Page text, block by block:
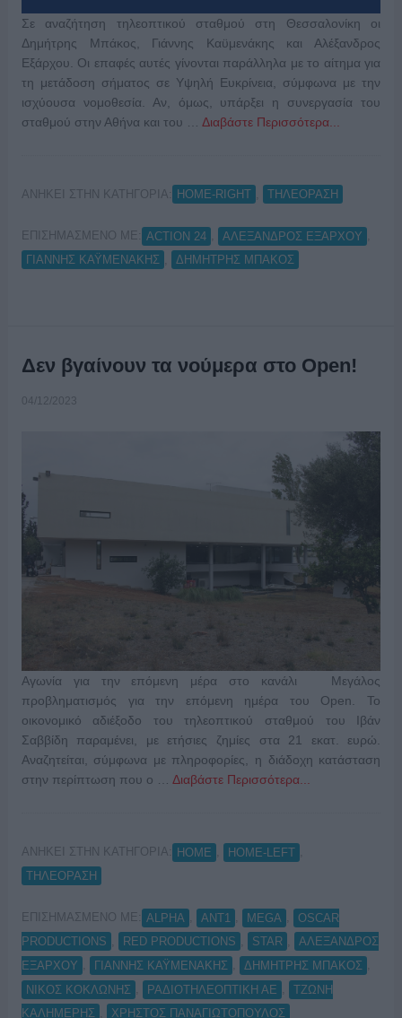
Σε αναζήτηση τηλεοπτικού σταθμού στη Θεσσαλονίκη οι
Δημήτρης Μπάκος, Γιάννης Καϋμενάκης και Αλέξανδρος
Εξάρχου. Οι επαφές αυτές γίνονται παράλληλα με το αίτημα για
τη μετάδοση σήματος σε Υψηλή Ευκρίνεια, σύμφωνα με την
ισχύουσα νομοθεσία. Αν, όμως, υπάρξει η συνεργασία του
σταθμού στην Αθήνα και του … Διαβάστε Περισσότερα...
ΑΝΗΚΕΙ ΣΤΗΝ ΚΑΤΗΓΟΡΙΑ: HOME-RIGHT ΤΗΛΕΟΡΑΣΗ
ΕΠΙΣΗΜΑΣΜΕΝΟ ΜΕ: ACTION 24 ΑΛΕΞΑΝΔΡΟΣ ΕΞΑΡΧΟΥ
ΓΙΑΝΝΗΣ ΚΑΫΜΕΝΑΚΗΣ
ΔΗΜΗΤΡΗΣ ΜΠΑΚΟΣ
Δεν βγαίνουν τα νούμερα στο Open!
04/12/2023
Αγωνία για την επόμενη μέρα στο κανάλι Μεγάλος
προβληματισμός για την επόμενη ημέρα του Open. Το
οικονομικό αδιέξοδο του τηλεοπτικού σταθμού του Ιβάν
Σαββίδη παραμένει, με ετήσιες ζημίες στα 21 εκατ. ευρώ.
Αναζητείται, σύμφωνα με πληροφορίες, η διάδοχη κατάσταση
στην περίπτωση που ο … Διαβάστε Περισσότερα...
ΑΝΗΚΕΙ ΣΤΗΝ ΚΑΤΗΓΟΡΙΑ: HOME HOME-LEFT
ΤΗΛΕΟΡΑΣΗ
ΕΠΙΣΗΜΑΣΜΕΝΟ ΜΕ: ALPHA ANT1 MEGA
OSCAR
PRODUCTIONS
RED PRODUCTIONS STAR
ΑΛΕΞΑΝΔΡΟΣ
ΕΞΑΡΧΟΥ
ΓΙΑΝΝΗΣ ΚΑΫΜΕΝΑΚΗΣ ΔΗΜΗΤΡΗΣ ΜΠΑΚΟΣ
ΝΙΚΟΣ ΚΟΚΛΩΝΗΣ
ΡΑΔΙΟΤΗΛΕΟΠΤΙΚΗ ΑΕ
ΤΖΩΝΗ
ΚΑΛΗΜΕΡΗΣ
ΧΡΗΣΤΟΣ ΠΑΝΑΓΙΩΤΟΠΟΥΛΟΣ